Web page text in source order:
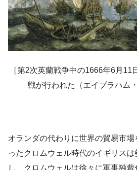
［第2次英蘭戦争中の1666年6月11
戦が行われた（エイブラハム
オランダの代わりに世界の貿易市
ったクロムウェル時代のイギリス
し、クロムウェルは徐々に軍事独